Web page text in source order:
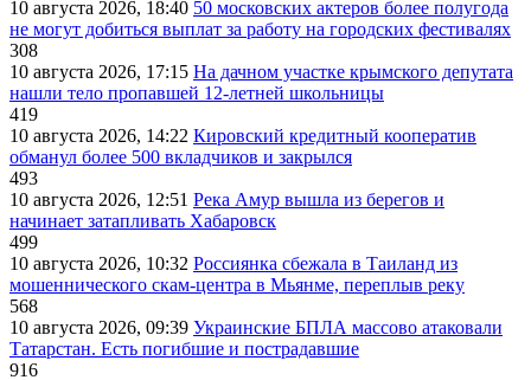
10 августа 2026, 18:40 50 московских актеров более полугода
не могут добиться выплат за работу на городских фестивалях
308
10 августа 2026, 17:15 На дачном участке крымского депутата
нашли тело пропавшей 12-летней школьницы
419
10 августа 2026, 14:22 Кировский кредитный кооператив
обманул более 500 вкладчиков и закрылся
493
10 августа 2026, 12:51 Река Амур вышла из берегов и
начинает затапливать Хабаровск
499
10 августа 2026, 10:32 Россиянка сбежала в Таиланд из
мошеннического скам-центра в Мьянме, переплыв реку
568
10 августа 2026, 09:39 Украинские БПЛА массово атаковали
Татарстан. Есть погибшие и пострадавшие
916